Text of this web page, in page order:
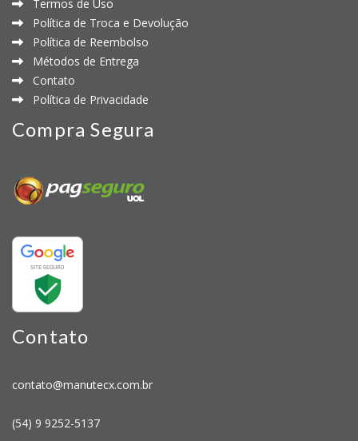
Termos de Uso
Política de Troca e Devolução
Política de Reembolso
Métodos de Entrega
Contato
Política de Privacidade
Compra Segura
Contato
contato@manutecx.com.br
(54) 9 9252-5137